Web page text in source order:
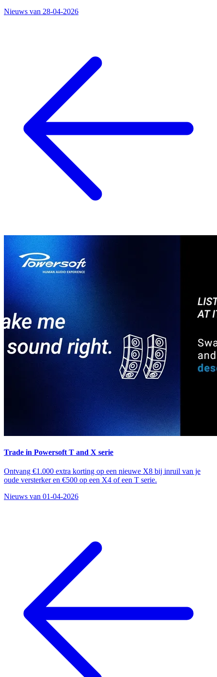
Nieuws van 28-04-2026
Trade in Powersoft T and X serie
Ontvang €1.000 extra korting op een nieuwe X8 bij inruil van je
oude versterker en €500 op een X4 of een T serie.
Nieuws van 01-04-2026